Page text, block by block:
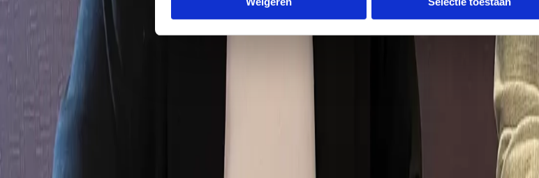
We doen ons werk met bakken energie en plezier – en dat voel je. Ons team is gedreven, scherp en heeft een berg
Verpakkingen en merkbelevingen die de aandacht grijpen en blijven hangen. We houden van aanpakken, denken met